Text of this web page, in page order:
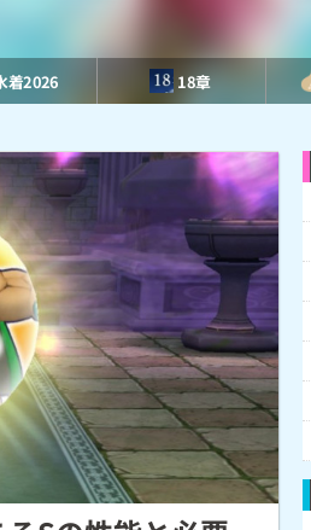
着2026 18章